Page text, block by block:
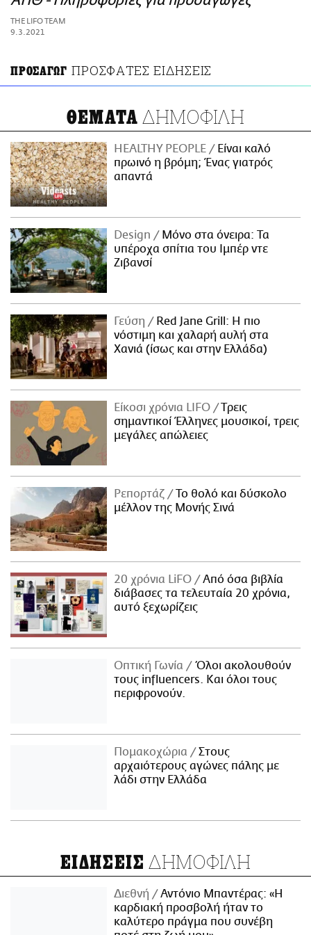
ΑΜΠΑ
PRINT
THE LIFO TEAM
9.3.2021
ΠΡΟΣΑΓΩΓ ΠΡΟΣΦΑΤΕΣ ΕΙΔΗΣΕΙΣ
ΘΕΜΑΤΑ ΔΗΜΟΦΙΛΗ
HEALTHY PEOPLE
Είναι καλό
πρωινό η βρόμη; Ένας γιατρός
απαντά
Design
Μόνο στα όνειρα: Τα
υπέροχα σπίτια του Ιμπέρ ντε
Ζιβανσί
Γεύση
Red Jane Grill: Η πιο
νόστιμη και χαλαρή αυλή στα
Χανιά (ίσως και στην Ελλάδα)
Είκοσι χρόνια LIFO
Tρεις
σημαντικοί Έλληνες μουσικοί, τρεις
μεγάλες απώλειες
Ρεπορτάζ
Το θολό και δύσκολο
μέλλον της Μονής Σινά
20 χρόνια LiFO
Από όσα βιβλία
διάβασες τα τελευταία 20 χρόνια,
αυτό ξεχωρίζεις
Οπτική Γωνία
Όλοι ακολουθούν
τους influencers. Και όλοι τους
περιφρονούν.
Πομακοχώρια
Στους
αρχαιότερους αγώνες πάλης με
λάδι στην Ελλάδα
ΕΙΔΗΣΕΙΣ ΔΗΜΟΦΙΛΗ
Διεθνή
Αντόνιο Μπαντέρας: «Η
καρδιακή προσβολή ήταν το
καλύτερο πράγμα που συνέβη